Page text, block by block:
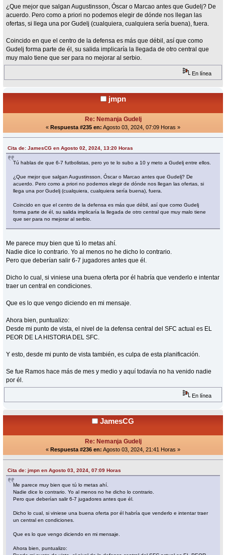
¿Que mejor que salgan Augustinsson, Óscar o Marcao antes que Gudelj? De
acuerdo. Pero como a priori no podemos elegir de dónde nos llegan las
ofertas, si llega una por Gudelj (cualquiera, cualquiera sería buena), fuera.
Coincido en que el centro de la defensa es más que débil, así que como
Gudelj forma parte de él, su salida implicaría la llegada de otro central que
muy malo tiene que ser para no mejorar al serbio.
En línea
jmpn
Re: Nemanja Gudelj
« Respuesta #235 en: Agosto 03, 2024, 07:09 Horas »
Cita de: JamesCG en Agosto 02, 2024, 13:20 Horas
Tú hablas de que 6-7 futbolistas, pero yo te lo subo a 10 y meto a Gudelj entre ellos.
¿Que mejor que salgan Augustinsson, Óscar o Marcao antes que Gudelj? De
acuerdo. Pero como a priori no podemos elegir de dónde nos llegan las ofertas, si
llega una por Gudelj (cualquiera, cualquiera sería buena), fuera.
Coincido en que el centro de la defensa es más que débil, así que como Gudelj
forma parte de él, su salida implicaría la llegada de otro central que muy malo tiene
que ser para no mejorar al serbio.
Me parece muy bien que tú lo metas ahí.
Nadie dice lo contrario. Yo al menos no he dicho lo contrario.
Pero que deberían salir 6-7 jugadores antes que él.
Dicho lo cual, si viniese una buena oferta por él habría que venderlo e intentar
traer un central en condiciones.
Que es lo que vengo diciendo en mi mensaje.
Ahora bien, puntualizo:
Desde mi punto de vista, el nivel de la defensa central del SFC actual es EL
PEOR DE LA HISTORIA DEL SFC.
Y esto, desde mi punto de vista también, es culpa de esta planificación.
Se fue Ramos hace más de mes y medio y aquí todavía no ha venido nadie
por él.
En línea
JamesCG
Re: Nemanja Gudelj
« Respuesta #236 en: Agosto 03, 2024, 21:41 Horas »
Cita de: jmpn en Agosto 03, 2024, 07:09 Horas
Me parece muy bien que tú lo metas ahí.
Nadie dice lo contrario. Yo al menos no he dicho lo contrario.
Pero que deberían salir 6-7 jugadores antes que él.
Dicho lo cual, si viniese una buena oferta por él habría que venderlo e intentar traer
un central en condiciones.
Que es lo que vengo diciendo en mi mensaje.
Ahora bien, puntualizo: